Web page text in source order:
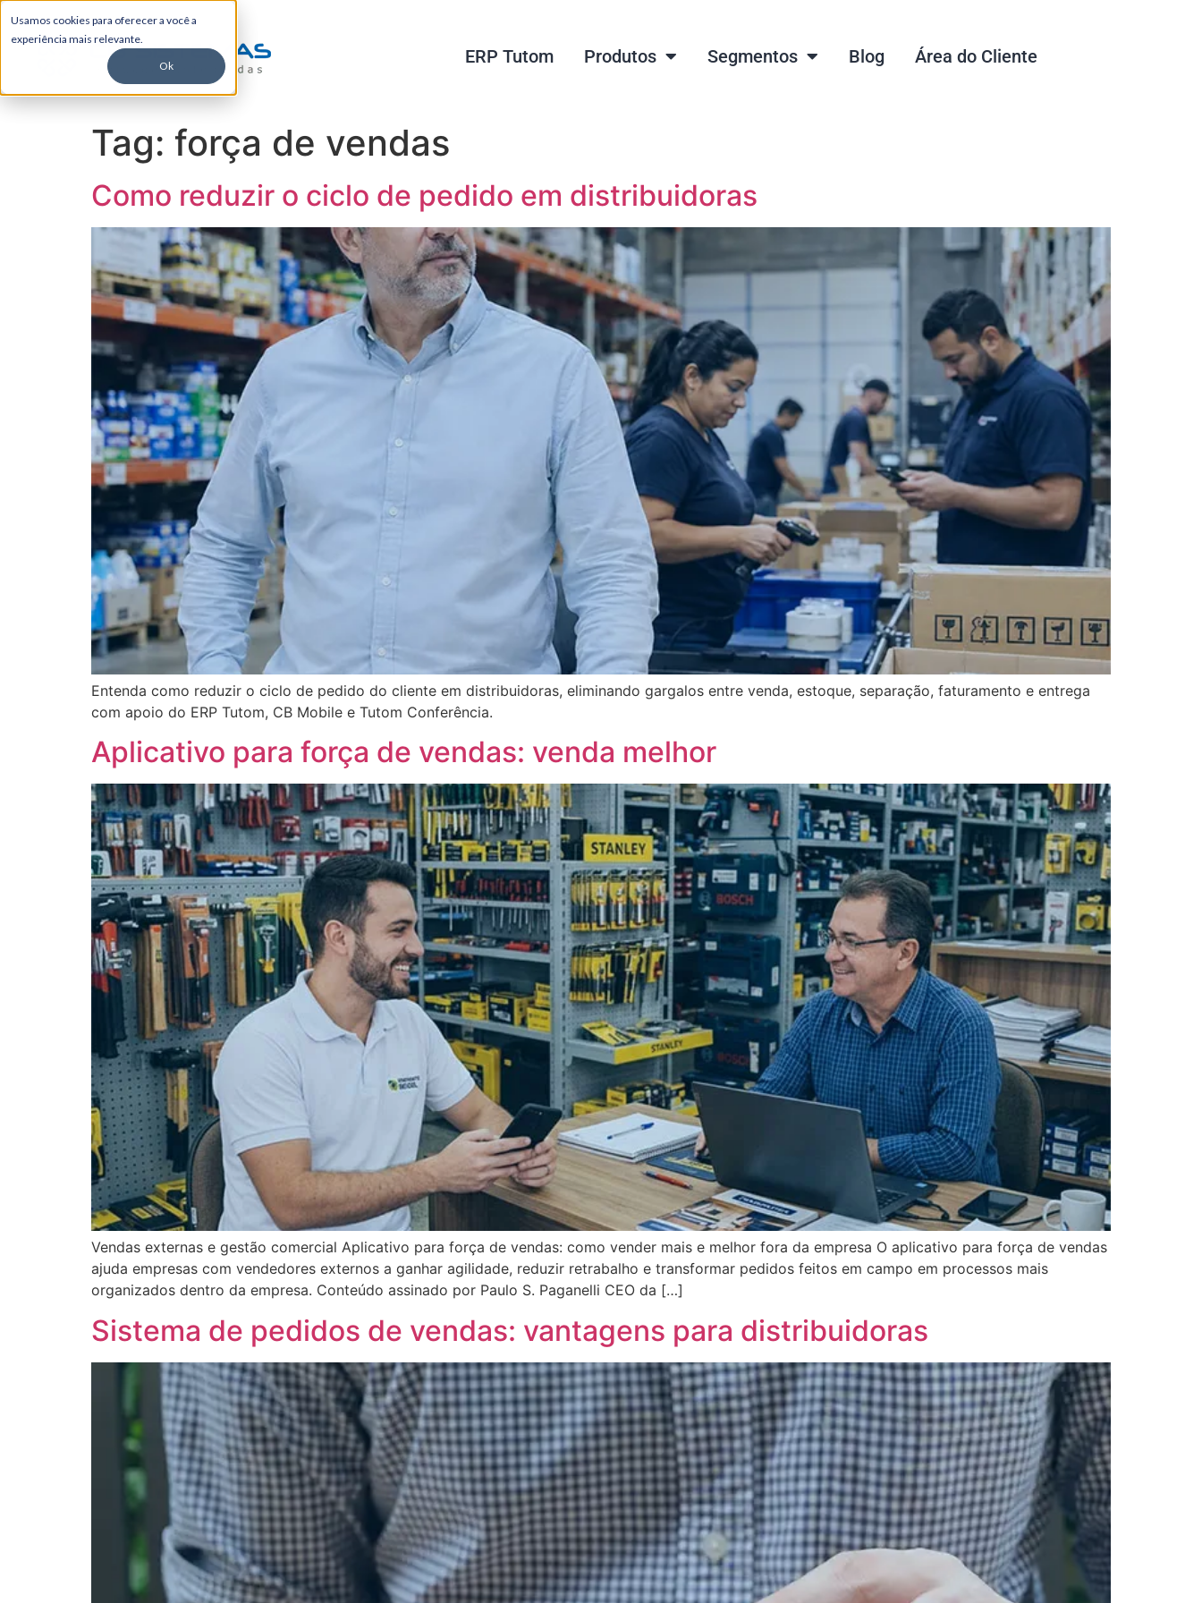
Usamos cookies para oferecer a você a
experiência mais relevante.
Ok ERP Tutom Produtos Segmentos Blog Área do Cliente
Tag: força de vendas
Como reduzir o ciclo de pedido em distribuidoras
Entenda como reduzir o ciclo de pedido do cliente em distribuidoras, eliminando gargalos entre venda, estoque, separação, faturamento e entrega
com apoio do ERP Tutom, CB Mobile e Tutom Conferência.
Aplicativo para força de vendas: venda melhor
Vendas externas e gestão comercial Aplicativo para força de vendas: como vender mais e melhor fora da empresa O aplicativo para força de vendas
ajuda empresas com vendedores externos a ganhar agilidade, reduzir retrabalho e transformar pedidos feitos em campo em processos mais
organizados dentro da empresa. Conteúdo assinado por Paulo S. Paganelli CEO da […]
Sistema de pedidos de vendas: vantagens para distribuidoras